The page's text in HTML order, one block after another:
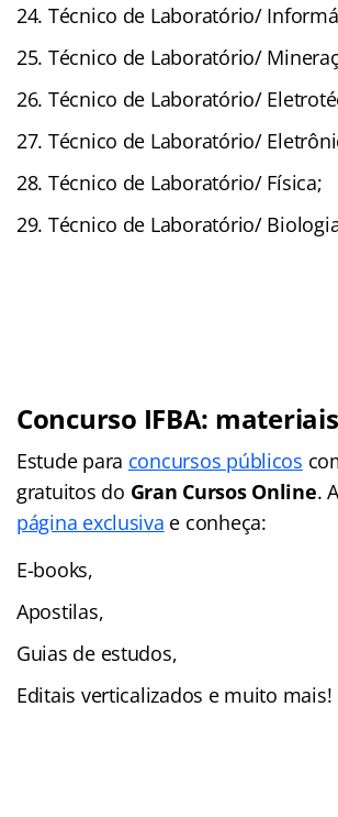
Técnico de Laboratório/
Técnico de Laboratório/
Técnico de Laboratório/
Técnico de Laboratório/
Técnico de Laboratório/ Física;
Técnico de Laboratório/
Concurso IFBA:
Estude para concursos públicos
gratuitos do Gran Cursos Online.
página exclusiva e conheça:
E-books,
Apostilas,
Guias de estudos,
Editais verticalizados e muito mais!